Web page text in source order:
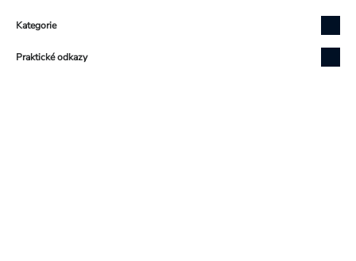
Kategorie
Praktické odkazy